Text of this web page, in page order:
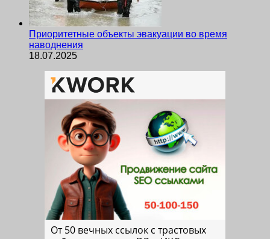
Приоритетные объекты эвакуации во время
наводнения
18.07.2025